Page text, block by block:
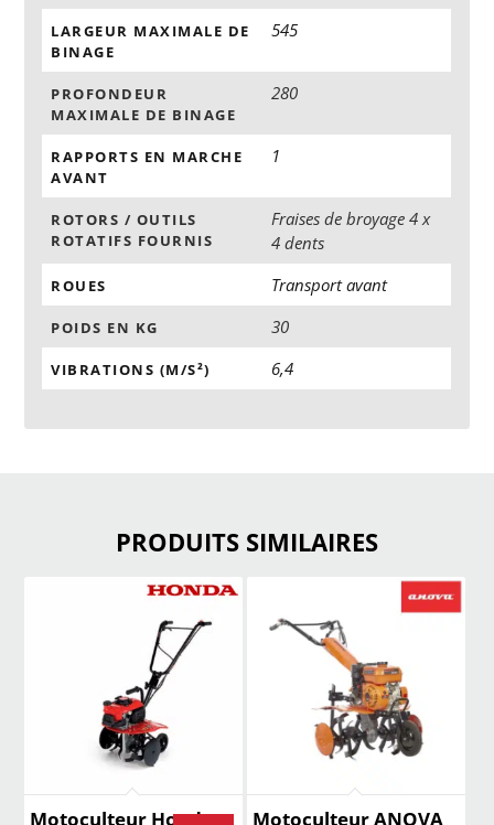
LARGEUR MAXIMALE DE
BINAGE
545
PROFONDEUR
MAXIMALE DE BINAGE
280
RAPPORTS EN MARCHE
AVANT
1
ROTORS / OUTILS
ROTATIFS FOURNIS
Fraises de broyage 4 x
4 dents
ROUES Transport avant
POIDS EN KG 30
VIBRATIONS (M/S²) 6,4
PRODUITS SIMILAIRES
Motoculteur Honda
Motoculteur ANOVA